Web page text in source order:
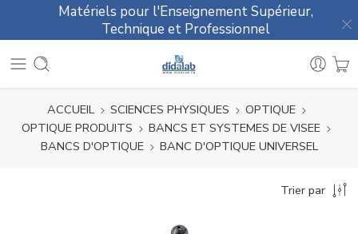
Matériels pour l'Enseignement Supérieur,
Technique et Professionnel
ACCUEIL SCIENCES PHYSIQUES
OPTIQUE
OPTIQUE PRODUITS
BANCS ET SYSTEMES DE VISEE
BANCS D'OPTIQUE
BANC D'OPTIQUE UNIVERSEL
Trier par